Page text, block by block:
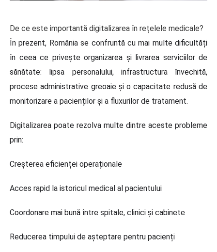
De ce este importantă digitalizarea în rețelele medicale?
În prezent, România se confruntă cu mai multe dificultăți
în ceea ce privește organizarea și livrarea serviciilor de
sănătate: lipsa personalului, infrastructura învechită,
procese administrative greoaie și o capacitate redusă de
monitorizare a pacienților și a fluxurilor de tratament.
Digitalizarea poate rezolva multe dintre aceste probleme
prin:
Creșterea eficienței operaționale
Acces rapid la istoricul medical al pacientului
Coordonare mai bună între spitale, clinici și cabinete
Reducerea timpului de așteptare pentru pacienți